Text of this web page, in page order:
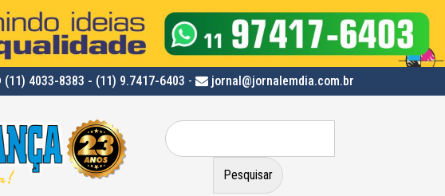
(11) 4033-8383 - (11) 9.7417-6403 - jornal@jornalemdia.com.br
Pesquisar
por: